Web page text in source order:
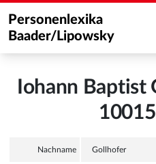
Personenlexika
Baader/Lipowsky
Iohann Baptist
Nachname Gollhofer